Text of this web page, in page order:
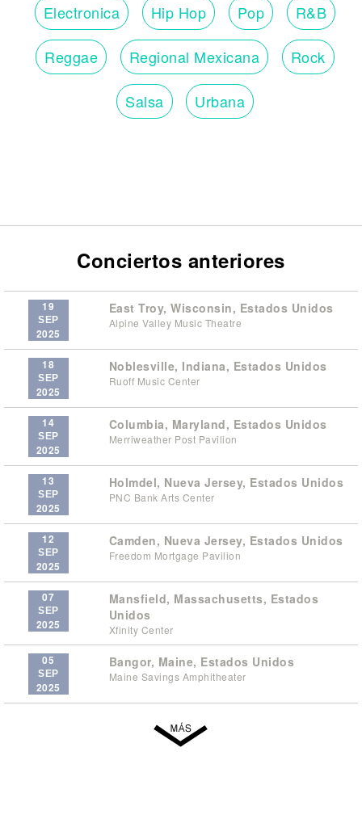
Electronica Hip Hop Pop R&B
Reggae Regional Mexicana Rock
Salsa Urbana
Conciertos anteriores
19
SEP
2025
East Troy, Wisconsin, Estados Unidos
Alpine Valley Music Theatre
18
SEP
2025
Noblesville, Indiana, Estados Unidos
Ruoff Music Center
14
SEP
2025
Columbia, Maryland, Estados Unidos
Merriweather Post Pavilion
13
SEP
2025
Holmdel, Nueva Jersey, Estados Unidos
PNC Bank Arts Center
12
SEP
2025
Camden, Nueva Jersey, Estados Unidos
Freedom Mortgage Pavilion
07
SEP
2025
Mansfield, Massachusetts, Estados
Unidos
Xfinity Center
05
SEP
2025
Bangor, Maine, Estados Unidos
Maine Savings Amphitheater